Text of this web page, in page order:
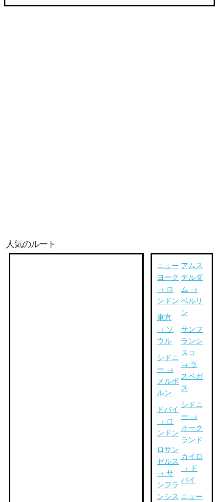
人気のルート
ニュー
ヨーク
→ ロ
ンドン
東京
→ ソ
ウル
シドニ
ー →
メルボ
ルン
ドバイ
→ ロ
ンドン
ロサン
ゼルス
→ サ
ンフラ
ンシス
アムス
テルダ
ム →
ベルリ
ン
サンフ
ランシ
スコ
→ ラ
スベガ
ス
シドニ
ー →
オーク
ランド
カイロ
→ ド
バイ
ニュー